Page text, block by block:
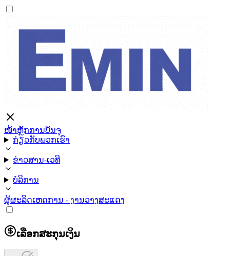
ໜ້າຫຼັກການບັນຈຸ
ກ່ຽວກັບພວກເຮົາ
ຂ່າວສານ-ເວທີ
ບໍລິການ
ຜູ້ຜະລິດເຫດການ - ງານວາງສະແດງ
ເລືອກສະກຸນເງິນ